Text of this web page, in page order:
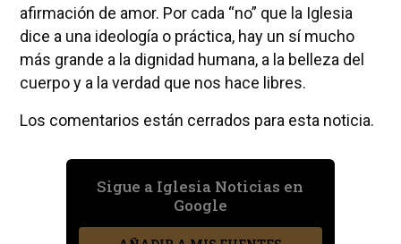
afirmación de amor. Por cada “no” que la Iglesia
dice a una ideología o práctica, hay un sí mucho
más grande a la dignidad humana, a la belleza del
cuerpo y a la verdad que nos hace libres.
Los comentarios están cerrados para esta noticia.
Sigue a Iglesia Noticias en
Google